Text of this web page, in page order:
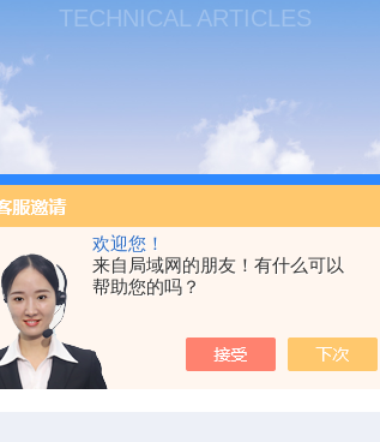
欢迎您！
来自局域网的朋友！有什么可以
帮助您的吗？
TECHNICAL ARTICLES
代理） AF01WV10美国PINE旋转圆
当